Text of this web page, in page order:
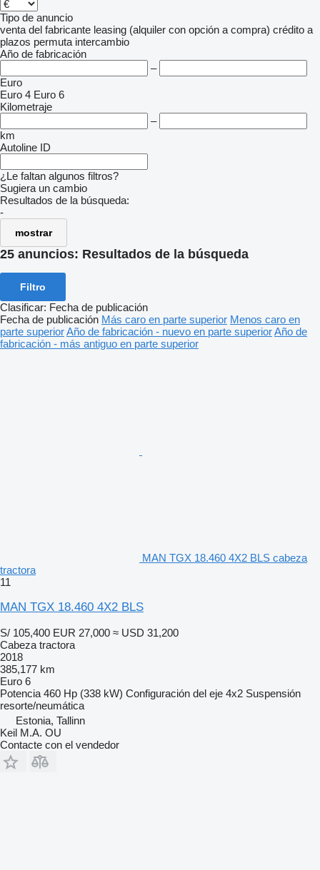
Tipo de anuncio
venta del fabricante leasing (alquiler con opción a compra) crédito a
plazos permuta intercambio
Año de fabricación
–
Euro
Euro 4 Euro 6
Kilometraje
–
km
Autoline ID
¿Le faltan algunos filtros?
Sugiera un cambio
Resultados de la búsqueda:
-
mostrar
25 anuncios: Resultados de la búsqueda
Filtro
Clasificar: Fecha de publicación
Fecha de publicación Más caro en parte superior Menos caro en
parte superiorAño de fabricación - nuevo en parte superiorAño de
fabricación - más antiguo en parte superior
MAN TGX 18.460 4X2 BLS cabeza
tractora
11
MAN TGX 18.460 4X2 BLS
S/ 105,400 EUR 27,000 ≈ USD 31,200
Cabeza tractora
2018
385,177 km
Euro 6
Potencia 460 Hp (338 kW) Configuración del eje 4x2 Suspensión
resorte/neumática
Estonia, Tallinn
Keil M.A. OU
Contacte con el vendedor